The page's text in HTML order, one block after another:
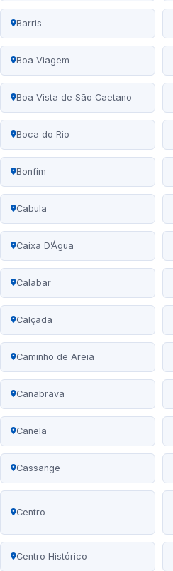
Barris
Boa Viagem
Boa Vista de São Caetano
Boca do Rio
Bonfim
Cabula
Caixa D’Água
Calabar
Calçada
Caminho de Areia
Canabrava
Canela
Cassange
Centro
Centro Histórico